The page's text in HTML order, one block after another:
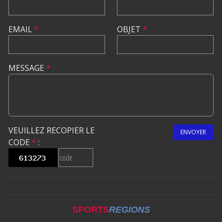
EMAIL* OBJET *
MESSAGE *
VEUILLEZ RECOPIER LE
CODE * :
ENVOYER
SPORTSREGIONS